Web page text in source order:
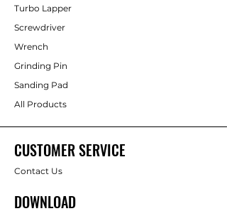
Turbo Lapper
Screwdriver
Wrench
Grinding Pin
Sanding Pad
All Products
CUSTOMER SERVICE
Contact Us
DOWNLOAD